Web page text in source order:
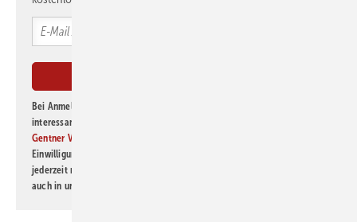
Bei Anmeldung zu diesem Newsletter bin ich damit einverstanden, über
interessante Verlags- und Online-Angebote
Gentner Verlag GmbH & Co. KG
Einwilligung kann ich jederzeit widerrufen und eine Abmeldung ist
jederzeit möglich. Informationen zum Umgang mit Daten finden Sie
auch in unserer